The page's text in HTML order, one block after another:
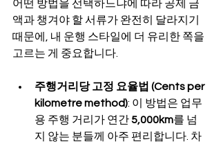
어떤 방법을 선택하느냐에 따라 공제 금
액과 챙겨야 할 서류가 완전히 달라지기
때문에, 내 운행 스타일에 더 유리한 쪽을
고르는 게 중요합니다.
주행거리당 고정 요율법 (Cents per
kilometre method): 이 방법은 업무
용 주행 거리가 연간 5,000km를 넘
지 않는 분들께 아주 편리합니다. 차